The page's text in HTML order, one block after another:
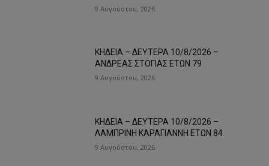
9 Αυγούστου, 2026
ΚΗΔΕΙΑ – ΔΕΥΤΕΡΑ 10/8/2026 –
ΑΝΔΡΕΑΣ ΣΤΟΓΙΑΣ ΕΤΩΝ 79
9 Αυγούστου, 2026
ΚΗΔΕΙΑ – ΔΕΥΤΕΡΑ 10/8/2026 –
ΛΑΜΠΡΙΝΗ ΚΑΡΑΓΙΑΝΝΗ ΕΤΩΝ 84
9 Αυγούστου, 2026